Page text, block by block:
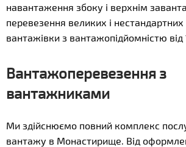
навантаження збоку і верхнім
перевезення великих і
вантажівки з вантажопідйомністю від
Вантажоперевезення з
вантажниками
Ми здійснюємо повний комплекс
вантажу в Монастирище. Від